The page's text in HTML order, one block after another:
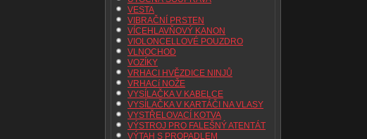
VESTA
VIBRAČNÍ PRSTEN
VÍCEHLAVŇOVÝ KANON
VIOLONCELLOVÉ POUZDRO
VLNOCHOD
VOZÍKY
VRHACI HVĚZDICE NINJŮ
VRHACí NOŽE
VYSÍLAČKA V KABELCE
VYSÍLAČKA V KARTÁČI NA VLASY
VYSTŘELOVACÍ KOTVA
VÝSTROJ PRO FALEŠNÝ ATENTÁT
VÝTAH S PROPADLEM